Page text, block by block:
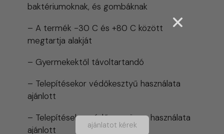
baktériumoknak, és gombáknak
– A termék -30 C és +80 C között
megtartja alakját
– Gyermekektől távoltartandó
– Telepítésekor védőkesztyű használata
ajánlott
– Telepítésekor védőszemüveg használata
ajánlott
ajánlatot kérek